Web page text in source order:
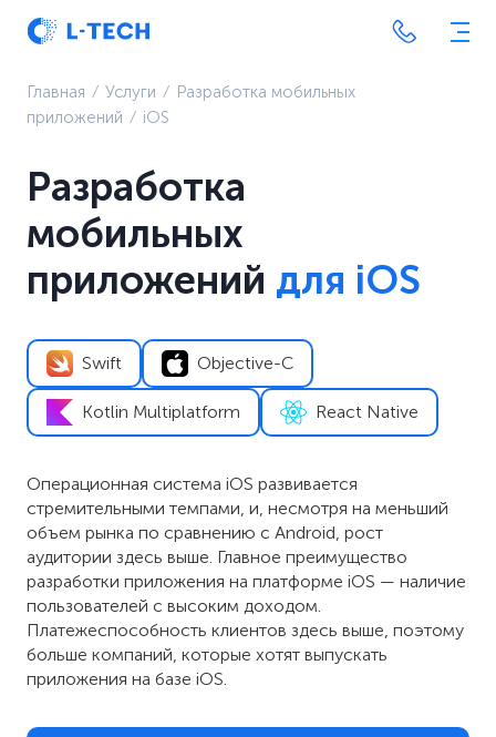
Главная ⁄ Услуги ⁄ Разработка мобильных
приложений ⁄ iOS
Разработка
мобильных
приложений для iOS
Swift Objective-C
Kotlin Multiplatform React Native
Операционная система iOS развивается
стремительными темпами, и, несмотря на меньший
объем рынка по сравнению с Android, рост
аудитории здесь выше. Главное преимущество
разработки приложения на платформе iOS — наличие
пользователей с высоким доходом.
Платежеспособность клиентов здесь выше, поэтому
больше компаний, которые хотят выпускать
приложения на базе iOS.